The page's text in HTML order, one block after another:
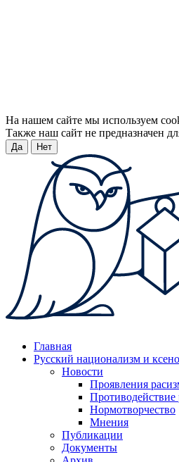
На нашем сайте мы используем
Также наш сайт не предназначен
Да Нет
Главная
Русский национализм и
Новости
Проявления
Нормотворчество
Мнения
Публикации
Документы